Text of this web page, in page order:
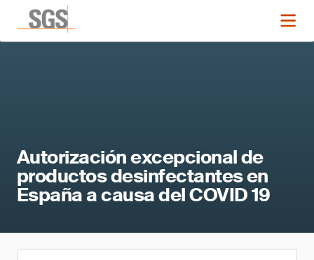
Autorización excepcional de
productos desinfectantes en
España a causa del COVID 19